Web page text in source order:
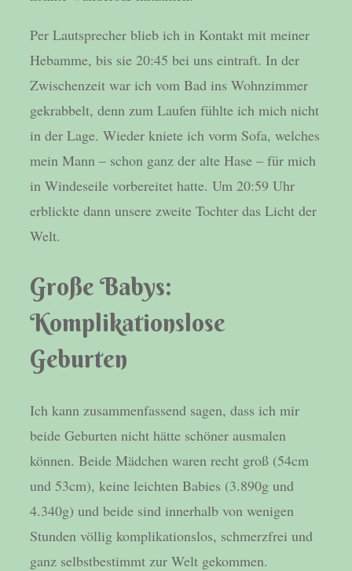
Per Lautsprecher blieb ich in Kontakt mit meiner
Hebamme, bis sie 20:45 bei uns eintraft. In der
Zwischenzeit war ich vom Bad ins Wohnzimmer
gekrabbelt, denn zum Laufen fühlte ich mich nicht
in der Lage. Wieder kniete ich vorm Sofa, welches
mein Mann – schon ganz der alte Hase – für mich
in Windeseile vorbereitet hatte. Um 20:59 Uhr
erblickte dann unsere zweite Tochter das Licht der
Welt.
Große Babys:
Komplikationslose
Geburten
Ich kann zusammenfassend sagen, dass ich mir
beide Geburten nicht hätte schöner ausmalen
können. Beide Mädchen waren recht groß (54cm
und 53cm), keine leichten Babies (3.890g und
4.340g) und beide sind innerhalb von wenigen
Stunden völlig komplikationslos, schmerzfrei und
ganz selbstbestimmt zur Welt gekommen.